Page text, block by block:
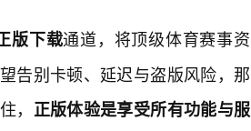
版下载通道，将顶级体育赛事资
告别卡顿、延迟与盗版风险，那
， 正版体验是享受所有功能与服